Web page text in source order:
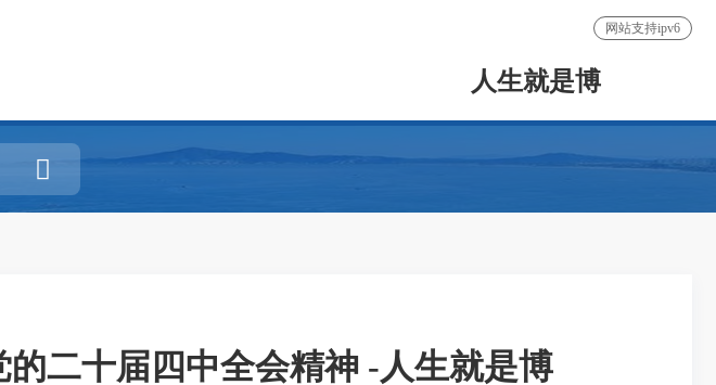
网站支持ipv6
人生就是博

二十届四中全会精神 -人生就是博